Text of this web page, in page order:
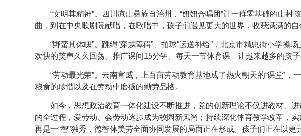
“文明其精神”。四川凉山彝族自治州，“妞妞合唱团”让一群零基础的山
曲，到在中央歌剧院献唱，在歌唱中，孩子们遇见更大的世界，收获满满的自
“野蛮其体魄”。跳绳“穿越障碍”、拍球“运送补给”，北京市精忠街小学操
欢快的笑声久久回荡。推广课间15分钟、每天一节体育课，让越来越多的孩子
“劳动最光荣”。云南宣威，上百亩劳动教育基地成了热火朝天的“课堂”
粮食的珍惜以及在劳动中磨砺的勤劳品格。
如今，思想政治教育一体化建设不断推进，党的创新理论不仅进教材、
的全过程，爱劳动、会劳动逐步成为校园新风尚；持续深化体育教学改革，
再是一“智”独秀，德智体美劳全面协同发展的局面正在形成。孩子们正在以更